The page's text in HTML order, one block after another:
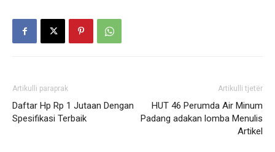
Artikulli paraprak
Daftar Hp Rp 1 Jutaan Dengan
Spesifikasi Terbaik
Artikulli tjetër
HUT 46 Perumda Air Minum
Padang adakan lomba Menulis
Artikel